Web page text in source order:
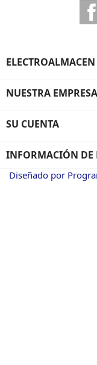
ELECTROALMACEN
NUESTRA EMPRESA
SU CUENTA
INFORMACIÓN DE
Diseñado por